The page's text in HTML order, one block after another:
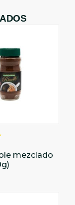
mezclado